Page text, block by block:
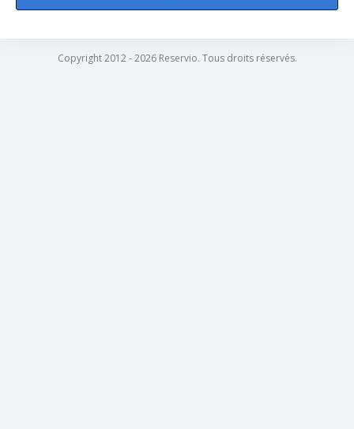
Copyright 2012 - 2026 Reservio. Tous droits réservés.